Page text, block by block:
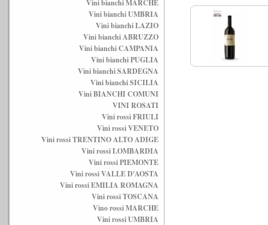
Vini bianchi MARCHE
Vini bianchi UMBRIA
Vini bianchi LAZIO
Vini bianchi ABRUZZO
Vini bianchi CAMPANIA
Vini bianchi PUGLIA
Vini bianchi SARDEGNA
Vini bianchi SICILIA
Vini BIANCHI COMUNI
VINI ROSATI
Vini rossi FRIULI
Vini rossi VENETO
Vini rossi TRENTINO ALTO ADIGE
Vini rossi LOMBARDIA
Vini rossi PIEMONTE
Vini rossi VALLE D'AOSTA
Vini rossi EMILIA ROMAGNA
Vini rossi TOSCANA
Vino rossi MARCHE
Vini rossi UMBRIA